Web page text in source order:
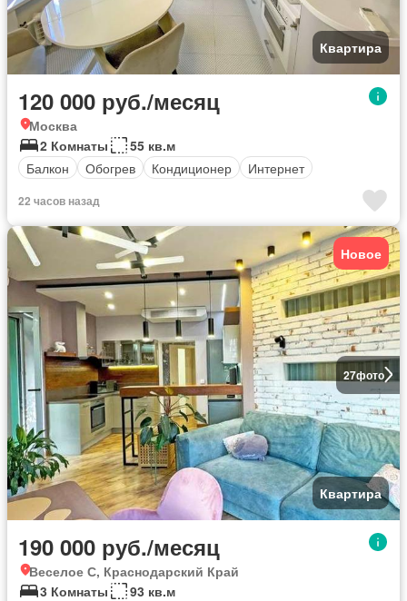
Квартира
120 000 руб./месяц
Москва
2 Комнаты
55 кв.м
Балкон
Обогрев Кондиционер Интернет
22 часов назад
27фото
Новое
Квартира
190 000 руб./месяц
Веселое С, Краснодарский Край
3 Комнаты
93 кв.м